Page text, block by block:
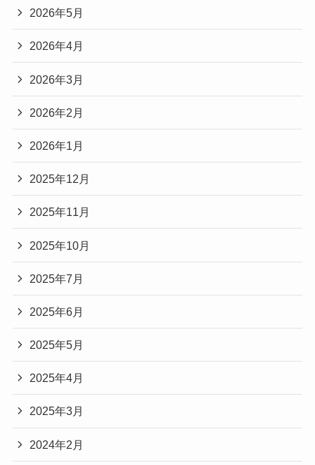
2026年5月
2026年4月
2026年3月
2026年2月
2026年1月
2025年12月
2025年11月
2025年10月
2025年7月
2025年6月
2025年5月
2025年4月
2025年3月
2024年2月